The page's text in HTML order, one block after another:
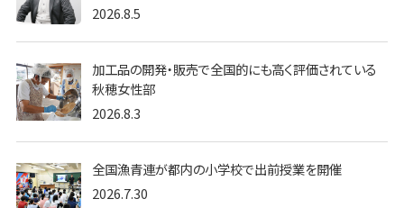
2026.8.5
加工品の開発・販売で全国的にも高く評価されている
秋穂女性部
2026.8.3
全国漁青連が都内の小学校で出前授業を開催
2026.7.30